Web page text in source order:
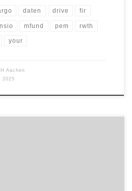
daten drive fir
mfund pem rwth
your
Aachen
2025